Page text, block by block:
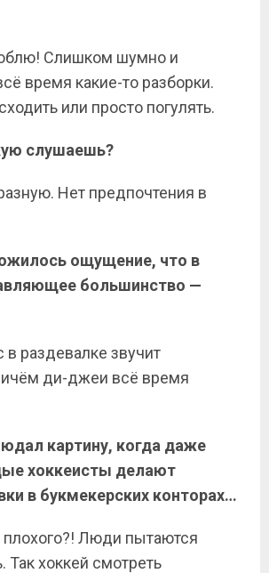
Слишком шумно и
время какие-то разборки.
или просто погулять.
слушаешь?
Нет предпочтения в
ощущение, что в
большинство —
в раздевалке звучит
ди-джеи всё время
картину, когда даже
хоккеисты делают
в букмекерских конторах…
плохого?! Люди пытаются
Так хоккей смотреть